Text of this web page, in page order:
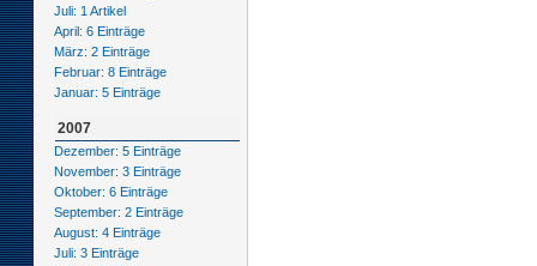
Juli: 1 Artikel
April: 6 Einträge
März: 2 Einträge
Februar: 8 Einträge
Januar: 5 Einträge
2007
Dezember: 5 Einträge
November: 3 Einträge
Oktober: 6 Einträge
September: 2 Einträge
August: 4 Einträge
Juli: 3 Einträge